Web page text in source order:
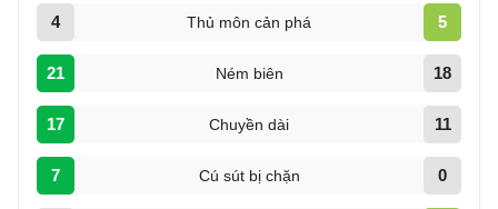
4 Thủ môn cản phá 5
21 Ném biên 18
17 Chuyền dài 11
7 Cú sút bị chặn 0